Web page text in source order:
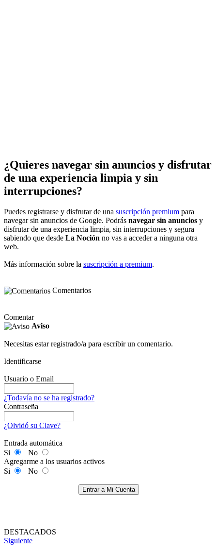
¿Quieres navegar sin anuncios y disfrutar
de una experiencia limpia y sin
interrupciones?
Puedes registrarse y disfrutar de una suscripción premium para
navegar sin anuncios de Google. Podrás navegar sin anuncios y
disfrutar de una experiencia limpia, sin interrupciones y segura
sabiendo que desde La Noción no vas a acceder a ninguna otra
web.
Más información sobre la suscripción a premium.
Comentarios
Comentar
Aviso
Necesitas estar registrado/a para escribir un comentario.
Identificarse
Usuario o Email
¿Todavía no se ha registrado?
Contraseña
¿Olvidó su Clave?
Entrada automática
Si
No
Agregarme a los usuarios activos
Si
No
Entrar a Mi Cuenta
DESTACADOS
Siguiente